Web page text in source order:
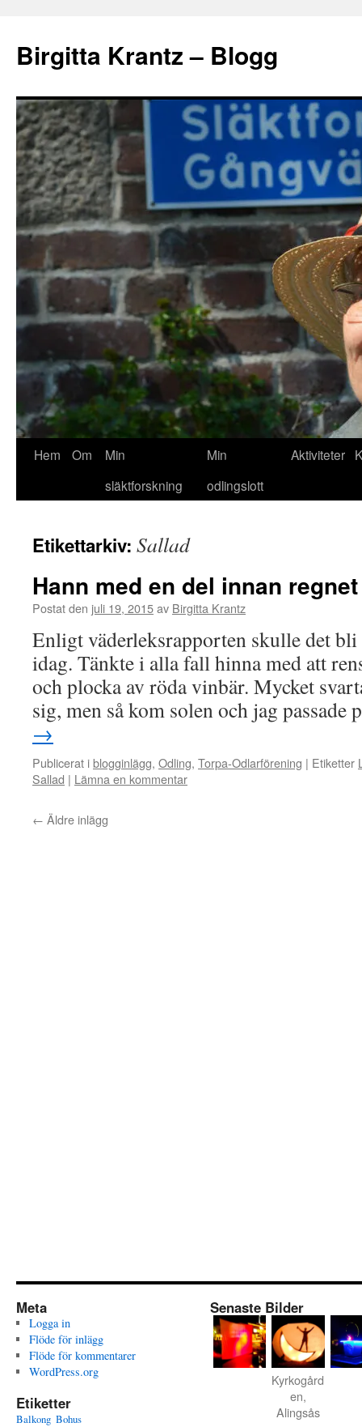
innehåll
Birgitta Krantz – Blogg
Hem Om
Min
släktforskning
Min
odlingslott
Aktiviteter
Etikettarkiv: Sallad
Hann med en del innan
Postat den juli 19, 2015av Birgitta Krantz
Enligt väderleksrapporten skulle det
idag. Tänkte i alla fall hinna med att
och plocka av röda vinbär. Mycket
sig, men så kom solen och jag
→
Publicerat iblogginlägg, Odling, Torpa-Odlarförening | Etiketter
Sallad | Lämna en kommentar
← Äldre inlägg
Meta
Logga in
Flöde för inlägg
Flöde för kommentarer
WordPress.org
Etiketter
Balkong Bohus
Senaste Bilder
Kyrkogård
en,
Alingsås